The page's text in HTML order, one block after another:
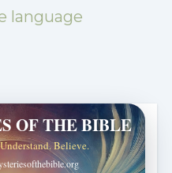
language
OF THE BIBLE
Believe.